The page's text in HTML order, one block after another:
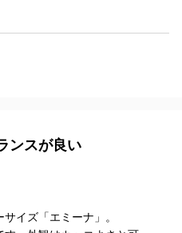
ンスが良い
イズ「エミーナ」。